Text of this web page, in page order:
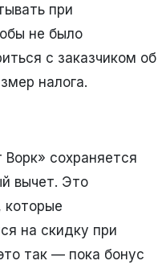
при
не было
с заказчиком об
налога.
сохраняется
вычет. Это
которые
на скидку при
так — пока бонус